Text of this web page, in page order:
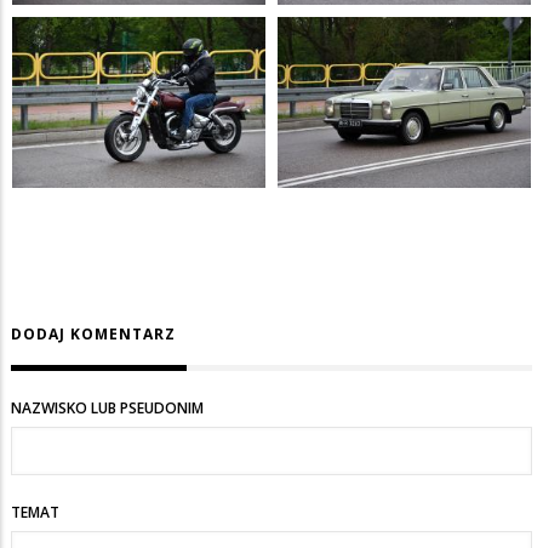
DODAJ KOMENTARZ
NAZWISKO LUB PSEUDONIM
TEMAT